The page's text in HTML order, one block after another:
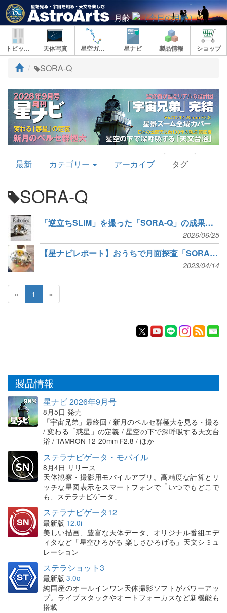
月齢
トピックス 天体写真 星空ガイド 星ナビ 製品情報 ショップ
ト
プ
SORA-Q
AstroArts
Topics
最新 カテゴリー アーカイブ タグ
SORA-Q
「逆立ちSLIM」を撮った「SORA-Q」の成果が「Science Robotics」に掲載
2026/06/25
【星ナビレポート】おうちで月面探査「SORA-Q Flagship Model」9月発売
2023/04/14
« 1 »
製品情報
星ナビ 2026年9月号
8月5日 発売
「宇宙兄弟」最終回 / 新月のペルセ群極大を見る・撮る
/ 変わる「惑星」の定義 / 星空の下で深呼吸する天文台
浴 / TAMRON 12-20mm F2.8 / ほか
ステラナビゲータ・モバイル
8月4日 リリース
天体観察・撮影用モバイルアプリ。高精度な計算とリ
ッチな星図表示をスマートフォンで「いつでもどこで
も、ステラナビゲータ」
ステラナビゲータ12
最新版 12.0i
美しい描画、豊富な天体データ、オリジナル番組エデ
ィタなど「星空ひろがる 楽しさひろげる」天文シミュ
レーション
ステラショット3
最新版 3.0o
純国産のオールインワン天体撮影ソフトがパワーアッ
プ。ライブスタックやオートフォーカスなど新機能も
搭載